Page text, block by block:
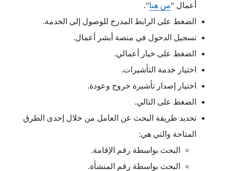
أعمال “من هنا“.
الضغط على الرابط المدرج للوصول إلى الخدمة.
تسجيل الدخول في منصة أبشر أعمال.
الضغط على خيار أعمالي.
اختيار خدمة التأشيرات.
اختيار إصدار تأشيرة خروج وعودة.
الضغط على التالي.
تحديد طريقة البحث عن العامل من خلال إحدى الطرق
المتاحة والتي هي:
البحث بواسطة رقم الإقامة.
البحث بواسطة رقم المنشأة.